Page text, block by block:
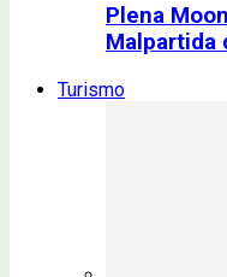
Plena
Malpartida
Turismo